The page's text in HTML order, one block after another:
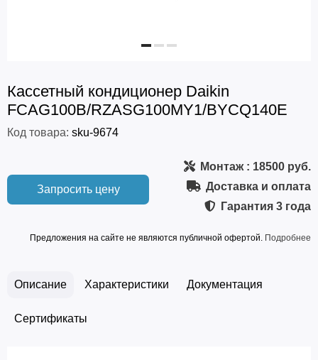
Кассетный кондиционер Daikin
FCAG100B/RZASG100MY1/BYCQ140E
Код товара: sku-9674
Запросить цену
Монтаж: 18500 руб.
Доставка и оплата
Гарантия 3 года
Предложения на сайте не являются публичной офертой. Подробнее
Описание Характеристики Документация
Сертификаты